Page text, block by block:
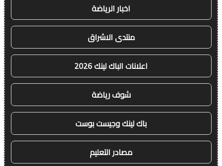
اخبار الرياضة
منتدى الاشراق
اعلانات الباك لينك 2026
شوف رياضة
باك لينك وجيست بوست
مصادر التعليم